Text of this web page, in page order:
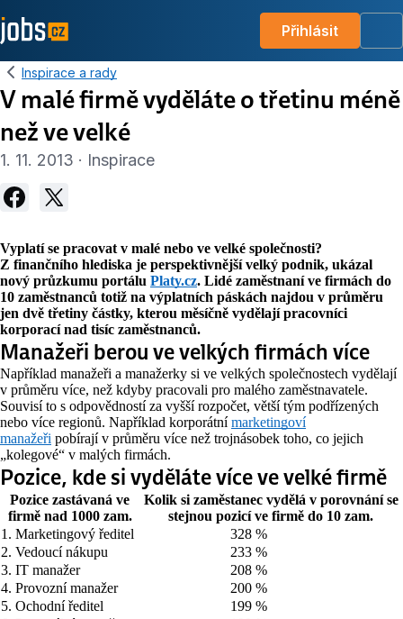
Přihlásit
Inspirace a rady
V malé firmě vyděláte o třetinu méně
než ve velké
1. 11. 2013 · Inspirace
Vyplatí se pracovat v malé nebo ve velké společnosti?
Z finančního hlediska je perspektivnější velký podnik, ukázal
nový průzkumu portálu Platy.cz. Lidé zaměstnaní ve firmách do
10 zaměstnanců totiž na výplatních páskách najdou v průměru
jen dvě třetiny částky, kterou měsíčně vydělají pracovníci
korporací nad tisíc zaměstnanců.
Manažeři berou ve velkých firmách více
Například manažeři a manažerky si ve velkých společnostech vydělají
v průměru více, než kdyby pracovali pro malého zaměstnavatele.
Souvisí to s odpovědností za vyšší rozpočet, větší tým podřízených
nebo více regionů. Například korporátnímarketingoví
manažeři pobírají v průměru více než trojnásobek toho, co jejich
„kolegové“ v malých firmách.
Pozice, kde si vyděláte více ve velké firmě
Pozice zastávaná ve
firmě nad 1000 zam.
Kolik si zaměstanec vydělá v porovnání se
stejnou pozicí ve firmě do 10 zam.
1. Marketingový ředitel
328 %
2. Vedoucí nákupu
233 %
3. IT manažer
208 %
4. Provozní manažer
200 %
5. Ochodní ředitel
199 %